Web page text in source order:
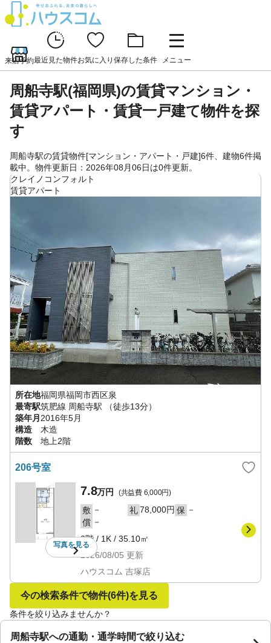
来店予約最近見た物件お気に入り 保存した条件 メニュー
周船寺駅(福岡県)の賃貸マンション・
賃貸アパート・賃貸一戸建て物件を探
す
周船寺駅の賃貸物件[マンション・アパート・戸建]6件、建物6件掲
載中。物件更新日：2026年08月06日は0件更新。
クレイノコンフォルト
賃貸アパート
所在地福岡県福岡市西区泉
最寄駅筑肥線 周船寺駅
（徒歩13分）
築年月 2016年5月
構造
木造
階数
地上2階
206号室
写真を見る
7.8万円 (共益費 6,000円)
敷 － 礼78,000円 保 －
償 －
2階/ 1K / 35.10㎡
2026/08/05 更新
ハウスコム 吉塚店
今の検索条件で物件(6件)を見る
条件を絞り込みませんか？
周船寺駅への通勤・通学時間で絞り込む